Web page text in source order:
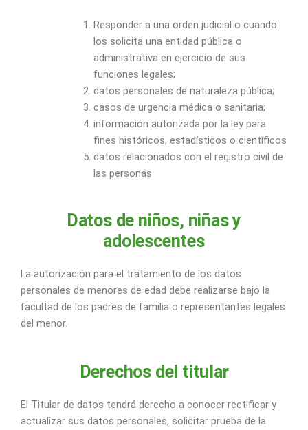
Responder a una orden judicial o cuando
los solicita una entidad pública o
administrativa en ejercicio de sus
funciones legales;
datos personales de naturaleza pública;
casos de urgencia médica o sanitaria;
información autorizada por la ley para
fines históricos, estadísticos o científicos
datos relacionados con el registro civil de
las personas
Datos de niños, niñas y
adolescentes
La autorización para el tratamiento de los datos
personales de menores de edad debe realizarse bajo la
facultad de los padres de familia o representantes legales
del menor.
Derechos del titular
El Titular de datos tendrá derecho a conocer rectificar y
actualizar sus datos personales, solicitar prueba de la